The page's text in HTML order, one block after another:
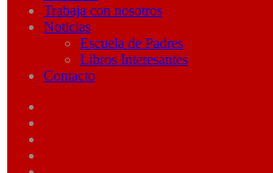
Trabaja con nosotros
Noticias
Escuela de Padres
Libros Interesantes
Contacto